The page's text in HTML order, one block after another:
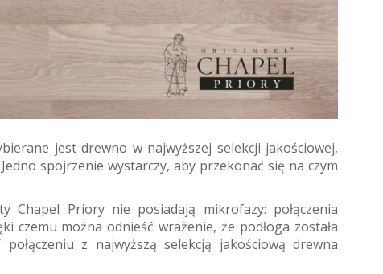
jest drewno w najwyższej selekcji jakościowej,
spojrzenie wystarczy, aby przekonać się na czym
Priory nie posiadają mikrofazy: połączenia
czemu można odnieść wrażenie, że podłoga została
z najwyższą selekcją jakościową drewna